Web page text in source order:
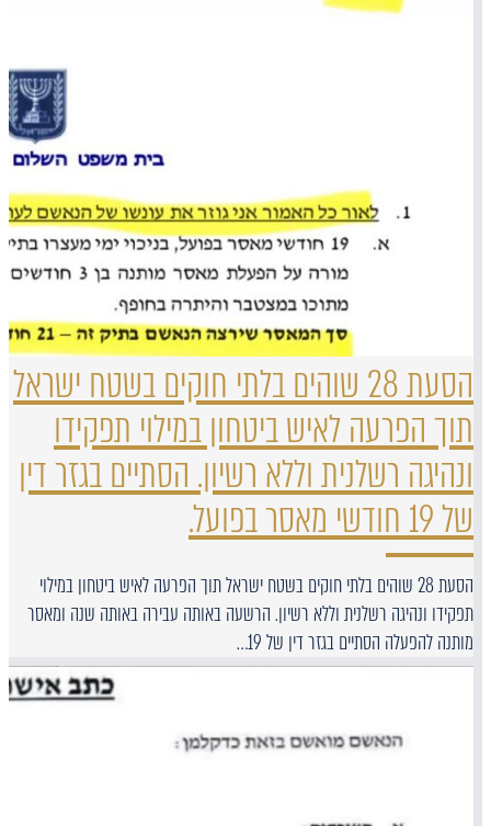
הסעת 28 שוהים בלתי חוקים בשטח ישראל
תוך הפרעה לאיש ביטחון במילוי תפקידו
ונהיגה רשלנית וללא רשיון. הסתיים בגזר דין
של 19 חודשי מאסר בפועל.
הסעת 28 שוהים בלתי חוקים בשטח ישראל תוך הפרעה לאיש ביטחון במילוי
תפקידו ונהיגה רשלנית וללא רשיון. הרשעה באותה עבירה באותה שנה ומאסר
מותנה להפעלה הסתיים בגזר דין של 19…